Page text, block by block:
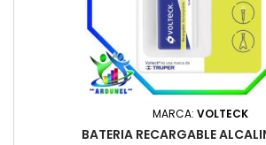
MARCA: VOLTECK
BATERIA RECARGABLE